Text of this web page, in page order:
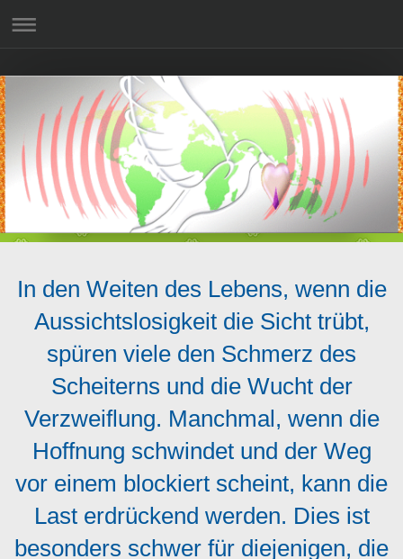
In den Weiten des Lebens, wenn die
Aussichtslosigkeit die Sicht trübt,
spüren viele den Schmerz des
Scheiterns und die Wucht der
Verzweiflung. Manchmal, wenn die
Hoffnung schwindet und der Weg
vor einem blockiert scheint, kann die
Last erdrückend werden. Dies ist
besonders schwer für diejenigen, die